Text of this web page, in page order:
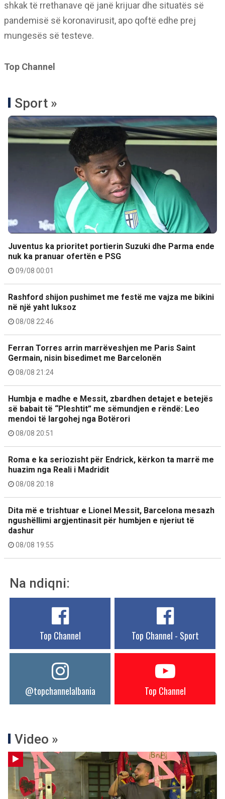
shkak të rrethanave që janë krijuar dhe situatës së
pandemisë së koronavirusit, apo qoftë edhe prej
mungesës së testeve.
Top Channel
Sport »
Juventus ka prioritet portierin Suzuki dhe Parma ende
nuk ka pranuar ofertën e PSG
09/08 00:01
Rashford shijon pushimet me festë me vajza me bikini
në një yaht luksoz
08/08 22:46
Ferran Torres arrin marrëveshjen me Paris Saint
Germain, nisin bisedimet me Barcelonën
08/08 21:24
Humbja e madhe e Messit, zbardhen detajet e betejës
së babait të “Pleshtit” me sëmundjen e rëndë: Leo
mendoi të largohej nga Botërori
08/08 20:51
Roma e ka seriozisht për Endrick, kërkon ta marrë me
huazim nga Reali i Madridit
08/08 20:18
Dita më e trishtuar e Lionel Messit, Barcelona mesazh
ngushëllimi argjentinasit për humbjen e njeriut të
dashur
08/08 19:55
Na ndiqni:
Top Channel Top Channel - Sport
@topchannelalbania Top Channel
Video »